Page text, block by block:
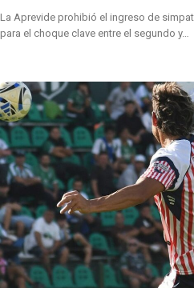
La Aprevide prohibió el ingreso de
para el choque clave entre el segundo y…